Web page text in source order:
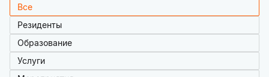
Все
Резиденты
Образование
Услуги